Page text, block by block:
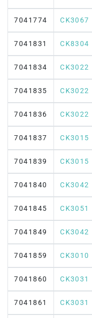
7041774 CK3067
7041831 CK8304
7041834 CK3022
7041835 CK3022
7041836 CK3022
7041837 CK3015
7041839 CK3015
7041840 CK3042
7041845 CK3051
7041849 CK3042
7041859 CK3010
7041860 CK3031
7041861 CK3031